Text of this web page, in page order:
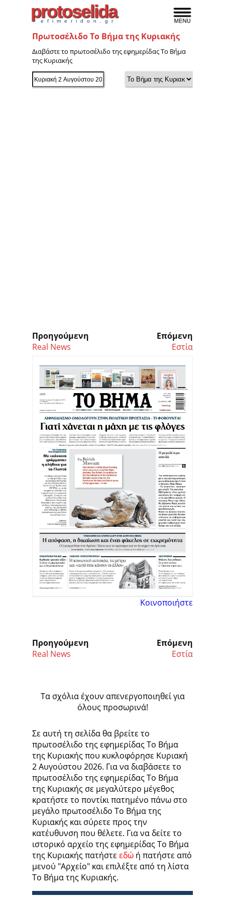
protoselida
efimeridon.gr
Πρωτοσέλιδο Το Βήμα της Κυριακής
Διαβάστε το πρωτοσέλιδο της εφημερίδας Το Βήμα
της Κυριακής
Προηγούμενη
Real News
Επόμενη
Εστία
Κοινοποιήστε
Προηγούμενη
Real News
Επόμενη
Εστία
Τα σχόλια έχουν απενεργοποιηθεί για
όλους προσωρινά!
Σε αυτή τη σελίδα θα βρείτε το
πρωτοσέλιδο της εφημερίδας Το Βήμα
της Κυριακής που κυκλοφόρησε Κυριακή
2 Αυγούστου 2026. Για να διαβάσετε το
πρωτοσέλιδο της εφημερίδας Το Βήμα
της Κυριακής σε μεγαλύτερο μέγεθος
κρατήστε το ποντίκι πατημένο πάνω στο
μεγάλο πρωτοσέλιδο Το Βήμα της
Κυριακής και σύρετε προς την
κατέυθυνση που θέλετε. Για να δείτε το
ιστορικό αρχείο της εφημερίδας Το Βήμα
της Κυριακής πατήστε εδώ ή πατήστε από
μενού "Αρχείο" και επιλέξτε από τη λίστα
Το Βήμα της Κυριακής.